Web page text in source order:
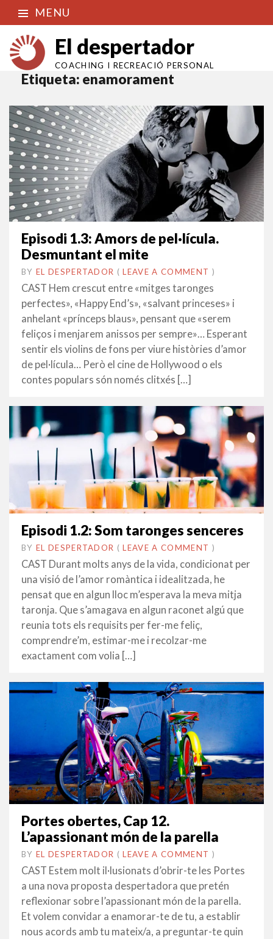
MENU
El despertador
COACHING I RECREACIÓ PERSONAL
Etiqueta: enamorament
Episodi 1.3: Amors de pel·lícula.
Desmuntant el mite
BY EL DESPERTADOR ON
4
ABRIL
•(LEAVE A COMMENT )
CAST Hem crescut entre «mitges taronges
perfectes», «Happy End’s», «salvant princeses» i
anhelant «prínceps blaus», pensant que «serem
feliços i menjarem anissos per sempre»… Esperant
sentir els violins de fons per viure històries d’amor
de pel·lícula… Però el cine de Hollywood o els
contes populars són només clitxés […]
Episodi 1.2: Som taronges senceres
BY EL DESPERTADOR ON
21
MARÇ
2016
•(LEAVE A COMMENT )
CAST Durant molts anys de la vida, condicionat per
una visió de l’amor romàntica i idealitzada, he
pensat que en algun lloc m’esperava la meva mitja
taronja. Que s’amagava en algun raconet algú que
reunia tots els requisits per fer-me feliç,
comprendre’m, estimar-me i recolzar-me
exactament com volia […]
Portes obertes, Cap 12.
L’apassionant món de la parella
BY EL DESPERTADOR ON
1
FEBRER
•(LEAVE A COMMENT )
CAST Estem molt il·lusionats d’obrir-te les Portes
a una nova proposta despertadora que pretén
reflexionar sobre l’apassionant món de la parella.
Et volem convidar a enamorar-te de tu, a establir
nous acords amb tu mateix/a, a preguntar-te quin